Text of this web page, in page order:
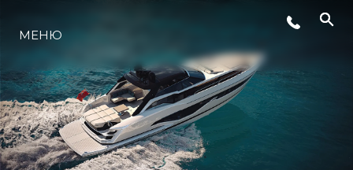
ИНОВАЦИЯ
НАСЛЕДСТВО
МЕНЮ